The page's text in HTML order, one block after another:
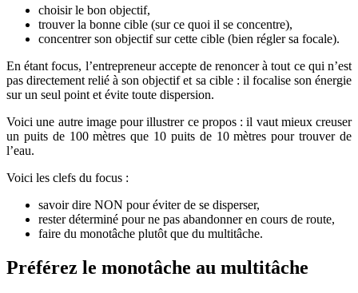
choisir le bon objectif,
trouver la bonne cible (sur ce quoi il se concentre),
concentrer son objectif sur cette cible (bien régler sa focale).
En étant focus, l’entrepreneur accepte de renoncer à tout ce qui n’est
pas directement relié à son objectif et sa cible : il focalise son énergie
sur un seul point et évite toute dispersion.
Voici une autre image pour illustrer ce propos : il vaut mieux creuser
un puits de 100 mètres que 10 puits de 10 mètres pour trouver de
l’eau.
Voici les clefs du focus :
savoir dire NON pour éviter de se disperser,
rester déterminé pour ne pas abandonner en cours de route,
faire du monotâche plutôt que du multitâche.
Préférez le monotâche au multitâche